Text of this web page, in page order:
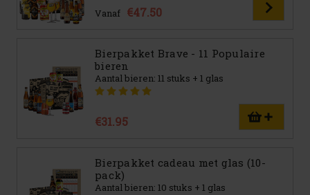
Vanaf €47.50
Bierpakket Brave - 11 Populaire
bieren
Aantal bieren: 11 stuks + 1 glas
€31.95
Bierpakket cadeau met glas (10-
pack)
Aantal bieren: 10 stuks + 1 glas